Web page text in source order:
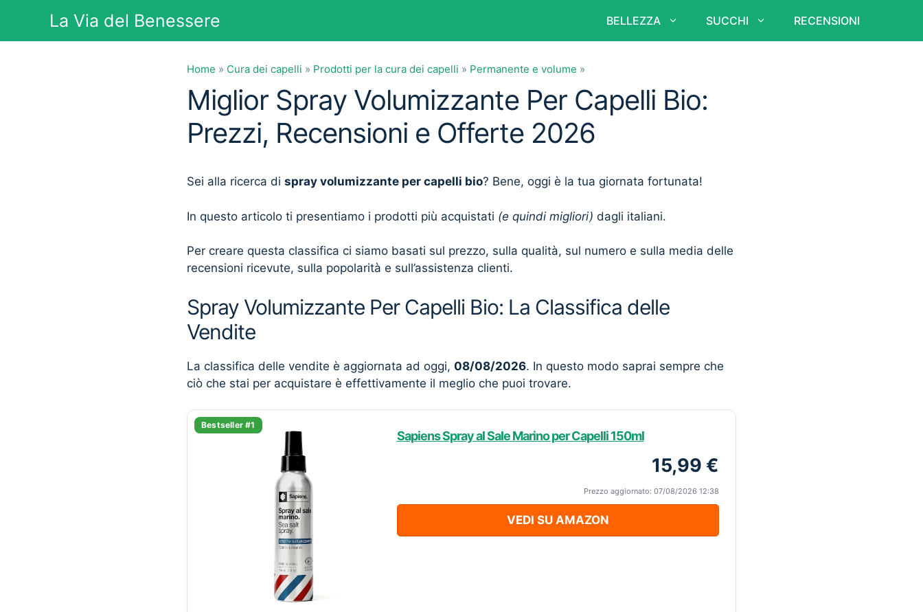
contenuto
La Via del Benessere BELLEZZA SUCCHI RECENSIONI
Home » Cura dei capelli » Prodotti per la cura dei capelli » Permanente e volume »
Miglior Spray Volumizzante Per Capelli Bio:
Prezzi, Recensioni e Offerte 2026
Sei alla ricerca di spray volumizzante per capelli bio? Bene, oggi è la tua giornata fortunata!
In questo articolo ti presentiamo i prodotti più acquistati (e quindi migliori) dagli italiani.
Per creare questa classifica ci siamo basati sul prezzo, sulla qualità, sul numero e sulla media delle
recensioni ricevute, sulla popolarità e sull’assistenza clienti.
Spray Volumizzante Per Capelli Bio: La Classifica delle
Vendite
La classifica delle vendite è aggiornata ad oggi, 08/08/2026. In questo modo saprai sempre che
ciò che stai per acquistare è effettivamente il meglio che puoi trovare.
Bestseller #1
Sapiens Spray al Sale Marino per Capelli 150ml
15,99 €
Prezzo aggiornato: 07/08/2026 12:38
VEDI SU AMAZON